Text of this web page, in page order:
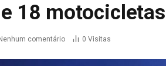
18
Nenhum comentário 0 Visitas